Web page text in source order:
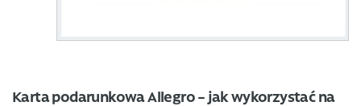
Karta podarunkowa Allegro – jak wykorzystać na